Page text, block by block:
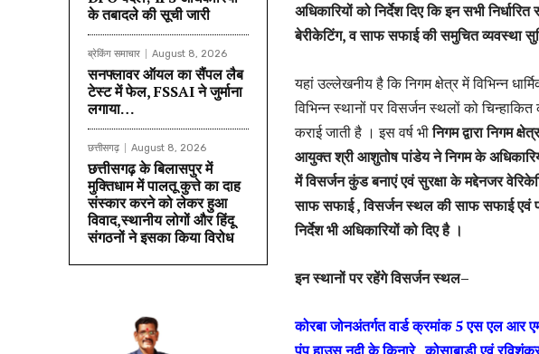
के तबादले की सूची जारी
ब्रेकिंग समाचार August 8, 2026
सनफ्लावर ऑयल का सैंपल लैब
टेस्ट में फेल, FSSAI ने जुर्माना
लगाया…
छत्तीसगढ़ August 8, 2026
छत्तीसगढ़ के बिलासपुर में
मुक्तिधाम में पालतू कुत्ते का दाह
संस्कार करने को लेकर हुआ
विवाद,स्थानीय लोगों और हिंदू
संगठनों ने इसका किया विरोध
अधिकारियों को निर्देश दिए कि इन सभी
बेरीकेटिंग, व साफ सफाई की समुचित व्यवस्था
यहां उल्लेखनीय है कि निगम क्षेत्र में विभिन्न
विभिन्न स्थानों पर विसर्जन स्थलों को
कराई जाती है । इस वर्ष भीनिगम द्वारा निगम
आयुक्त श्री आशुतोष पांडेय ने निगम के
में विसर्जन कुंड बनाएं एवं सुरक्षा के मद्देनजर
साफ सफाई , विसर्जन स्थल की साफ सफाई एवं
निर्देश भी अधिकारियों को दिए है ।
इन स्थानों पर रहेंगे विसर्जन स्थल–
कोरबा जोनअंतर्गत वार्ड क्रमांक 5 एस एल आर
पंप हाउस नदी के किनारे , कोसाबाड़ी एवं